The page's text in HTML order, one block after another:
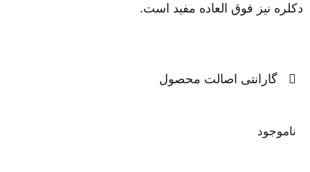
دکلره نیز فوق العاده مفید است.
گارانتی اصالت محصول
ناموجود